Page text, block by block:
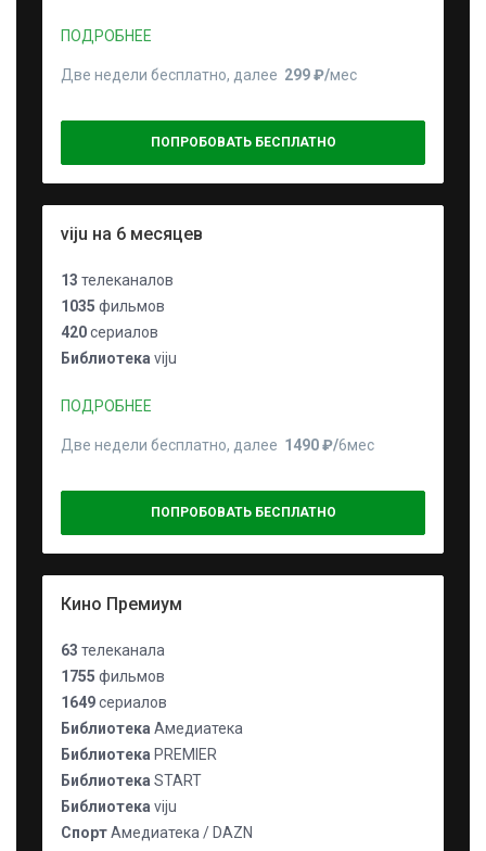
ПОДРОБНЕЕ
Две недели бесплатно, далее 299 ₽⁠/⁠мес
ПОПРОБОВАТЬ БЕСПЛАТНО
viju на 6 месяцев
13 телеканалов
1035 фильмов
420сериалов
Библиотека viju
ПОДРОБНЕЕ
Две недели бесплатно, далее 1490 ₽⁠/⁠6мес
ПОПРОБОВАТЬ БЕСПЛАТНО
Кино Премиум
63 телеканала
1755 фильмов
1649сериалов
Библиотека Амедиатека
Библиотека PREMIER
Библиотека START
Библиотека viju
СпортАмедиатека / DAZN